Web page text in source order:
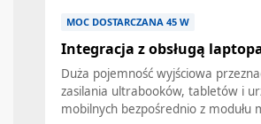
MOC DOSTARCZANA 45 W
Integracja z obsługą
Duża pojemność wyjściowa
zasilania ultrabooków, tabletów i
mobilnych bezpośrednio z modułu